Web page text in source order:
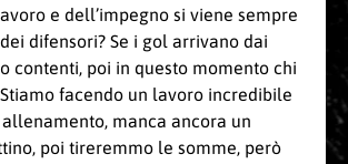
e dell’impegno si viene sempre
difensori? Se i gol arrivano dai
contenti, poi in questo momento chi
facendo un lavoro incredibile
manca ancora un
poi tireremmo le somme, però